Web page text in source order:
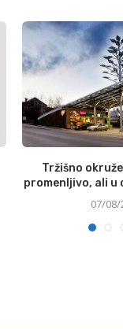
Tržišno
promenljivo, ali u
07/08/